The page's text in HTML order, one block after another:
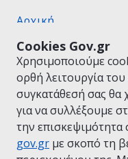
Cookies Gov.gr
Χρησιμοποιούμε
ορθή λειτουργία
συγκατάθεσή σας θα
για να συλλέξουμε
την
gov.gr με σκοπό τη
Αρχική
Όροι Χρήσης
Πολιτική Απορρήτου
Δήλωση
Πολιτική cookies
Προτάσεις για το
Υλοποίηση από το
Διακυβέρνησης